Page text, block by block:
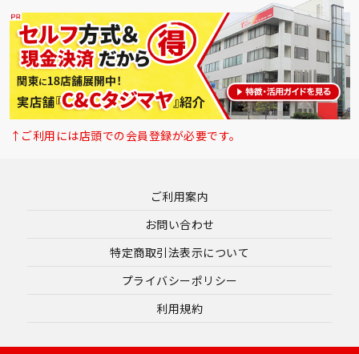
↑ご利用には店頭での会員登録が必要です。
ご利用案内
お問い合わせ
特定商取引法表示について
プライバシーポリシー
利用規約